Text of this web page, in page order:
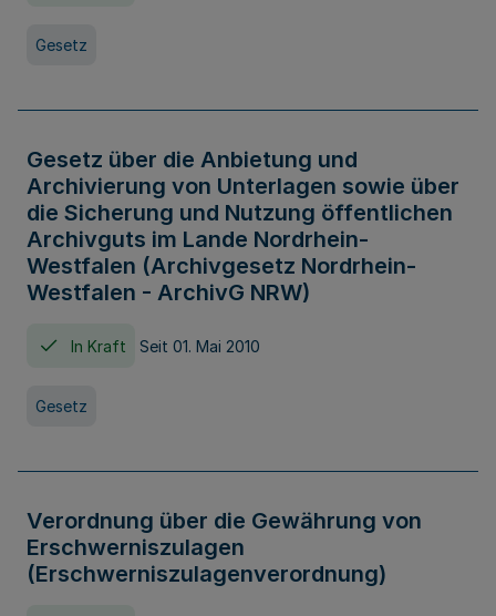
Gesetz
Gesetz über die Anbietung und
Archivierung von Unterlagen sowie über
die Sicherung und Nutzung öffentlichen
Archivguts im Lande Nordrhein-
Westfalen (Archivgesetz Nordrhein-
Westfalen - ArchivG NRW)
In Kraft Seit 01. Mai 2010
Gesetz
Verordnung über die Gewährung von
Erschwerniszulagen
(Erschwerniszulagenverordnung)